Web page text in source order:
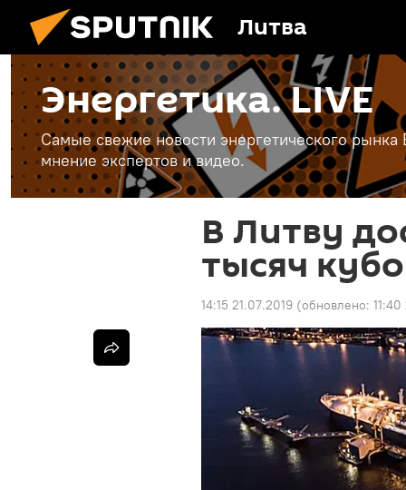
Литва
Энергетика. LIVE
Самые свежие новости энергетического
мнение экспертов и видео.
В Литву
тысяч
14:15 21.07.2019 (обновлено: